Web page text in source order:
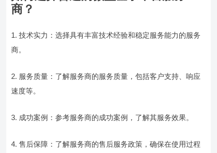
商？
1. 技术实力：选择具有丰富技术经验和稳定服务能力的服务
商。
2. 服务质量：了解服务商的服务质量，包括客户支持、响应
速度等。
3. 成功案例：参考服务商的成功案例，了解其服务效果。
4. 售后保障：了解服务商的售后服务政策，确保在使用过程